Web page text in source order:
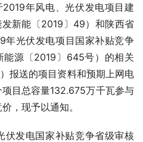
年风电、光伏发电项目建
新能〔2019〕49）和陕西省
年光伏发电项目国家补贴竞争
能源〔2019〕645号）的相关
报送的项目资料和预期上网电
目总容量132.675万千瓦参与
，现予以通知。
伏发电国家补贴竞争省级审核